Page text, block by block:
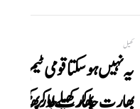
جانیے
کھیل
یہ نہیں ہوسکتا قومی ٹیم
بھارت جاکر کھیلے اور بھارتی